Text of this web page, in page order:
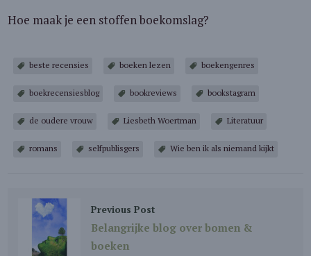
Hoe maak je een stoffen boekomslag?
beste recensies boeken lezen boekengenres
boekrecensiesblog bookreviews bookstagram
de oudere vrouw Liesbeth Woertman Literatuur
romans selfpublisgers Wie ben ik als niemand kijkt
Previous Post
Belangrijke blog over bomen &
boeken